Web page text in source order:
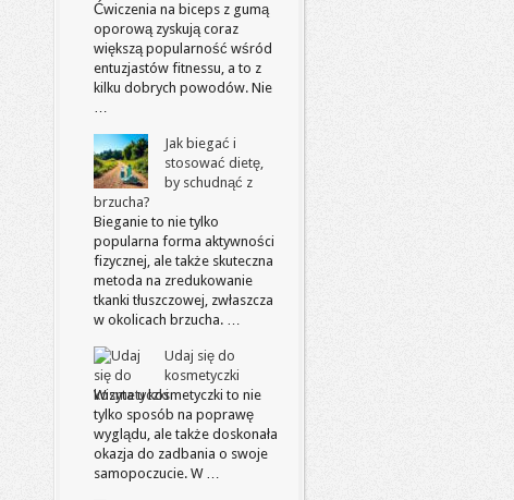
Ćwiczenia na biceps z gumą
oporową zyskują coraz
większą popularność wśród
entuzjastów fitnessu, a to z
kilku dobrych powodów. Nie
…
Jak biegać i
stosować dietę,
by schudnąć z
brzucha?
Bieganie to nie tylko
popularna forma aktywności
fizycznej, ale także skuteczna
metoda na zredukowanie
tkanki tłuszczowej, zwłaszcza
w okolicach brzucha. …
Udaj się do
kosmetyczki
Wizyta u kosmetyczki to nie
tylko sposób na poprawę
wyglądu, ale także doskonała
okazja do zadbania o swoje
samopoczucie. W …